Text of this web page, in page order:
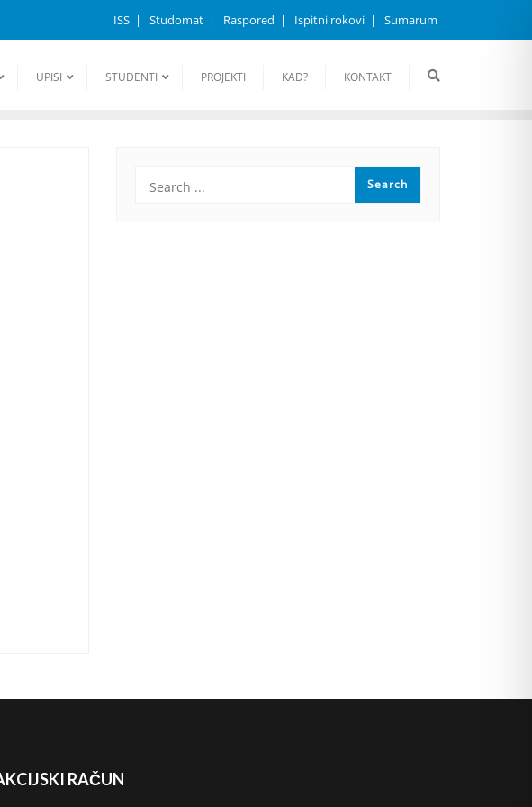
ISS Studomat Raspored Ispitni rokovi Sumarum
UPISI STUDENTI PROJEKTI KAD? KONTAKT
RAČUN